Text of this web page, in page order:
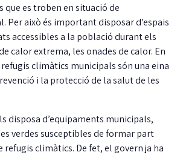
que es troben en situació de
Per això és important disposar d’espais
accessibles a la població durant els
calor extrema, les onades de calor. En
climàtics municipals són una eina
i la protecció de la salut de les
disposa d’equipaments municipals,
verdes susceptibles de formar part
refugis climàtics. De fet, el govern ja ha